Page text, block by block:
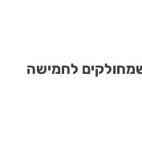
לחמישה